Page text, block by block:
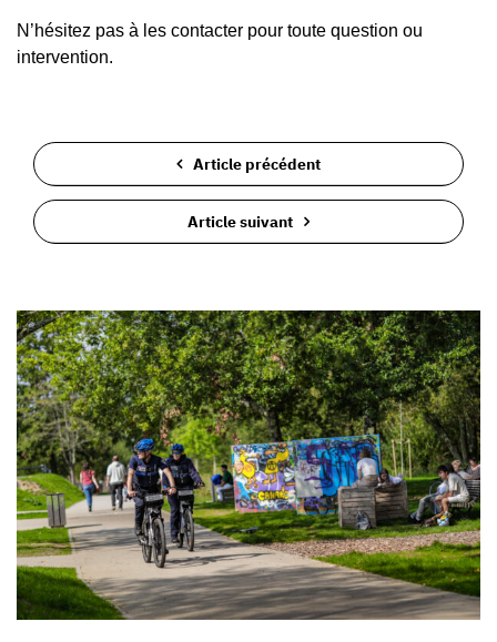
N’hésitez pas à les contacter pour toute question ou
intervention.
Article précédent
Article suivant